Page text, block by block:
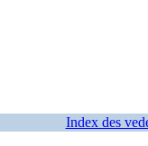
Index des